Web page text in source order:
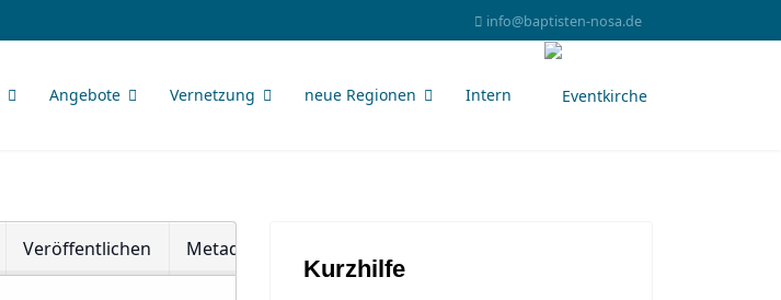
info@baptisten-nosa.de
Angebote Vernetzung neue Regionen Intern
Veröffentlichen Metadaten
Kurzhilfe